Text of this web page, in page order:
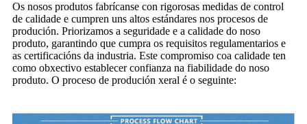
Os nosos produtos fabrícanse con rigorosas medidas de control
de calidade e cumpren uns altos estándares nos procesos de
produción. Priorizamos a seguridade e a calidade do noso
produto, garantindo que cumpra os requisitos regulamentarios e
as certificacións da industria. Este compromiso coa calidade ten
como obxectivo establecer confianza na fiabilidade do noso
produto. O proceso de produción xeral é o seguinte: